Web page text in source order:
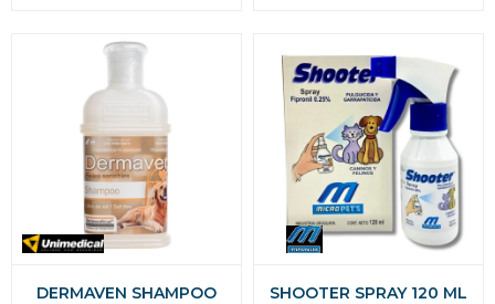
DERMAVEN SHAMPOO
SHOOTER SPRAY 120 ML